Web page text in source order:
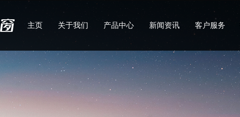
主页 关于我们 产品中心 新闻资讯 客户服务